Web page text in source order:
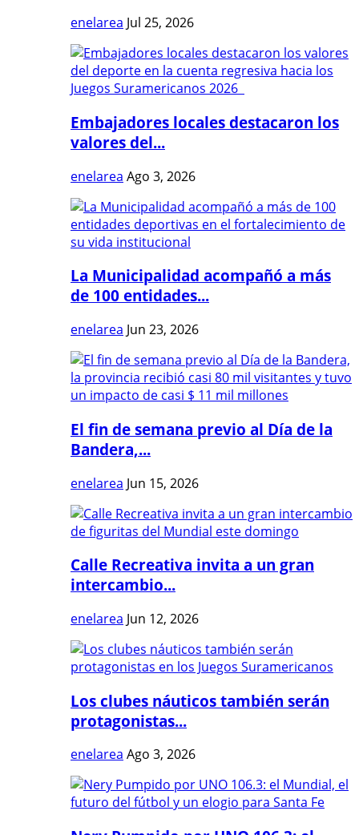
enelarea Jul 25, 2026
Embajadores locales destacaron los
valores del...
enelarea Ago 3, 2026
La Municipalidad acompañó a más
de 100 entidades...
enelarea Jun 23, 2026
El fin de semana previo al Día de la
Bandera,...
enelarea Jun 15, 2026
Calle Recreativa invita a un gran
intercambio...
enelarea Jun 12, 2026
Los clubes náuticos también serán
protagonistas...
enelarea Ago 3, 2026